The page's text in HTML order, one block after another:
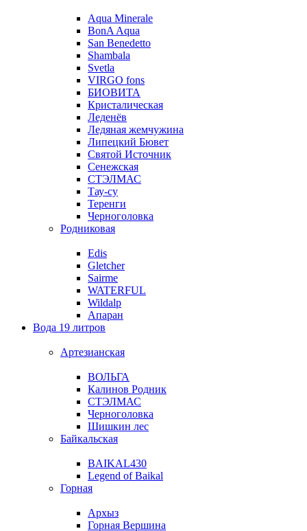
Aqua Minerale
BonA Aqua
San Benedetto
Shambala
Svetla
VIRGO fons
БИОВИТА
Кристалическая
Леденёв
Ледяная жемчужина
Липецкий Бювет
Святой Источник
Сенежская
СТЭЛМАС
Тау-су
Теренги
Черноголовка
Родниковая
Edis
Gletcher
Sairme
WATERFUL
Wildalp
Апаран
Вода 19 литров
Артезианская
ВОЛЬГА
Калинов Родник
СТЭЛМАС
Черноголовка
Шишкин лес
Байкальская
BAIKAL430
Legend of Baikal
Горная
Архыз
Горная Вершина